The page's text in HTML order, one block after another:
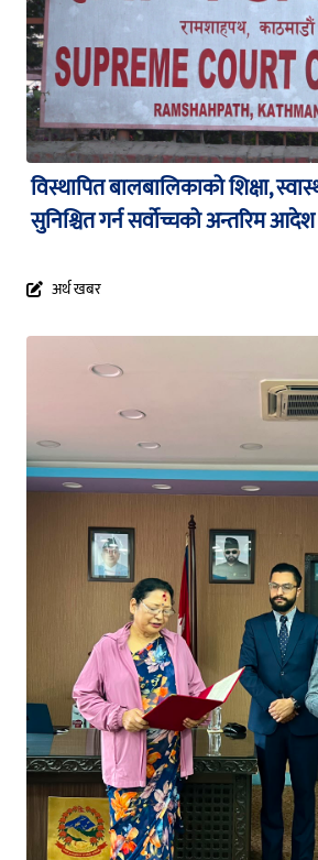
विस्थापित बालबालिकाको शिक्षा,
सुनिश्चित गर्न सर्वोच्चको अन्तरिम आदेश
अर्थ खबर